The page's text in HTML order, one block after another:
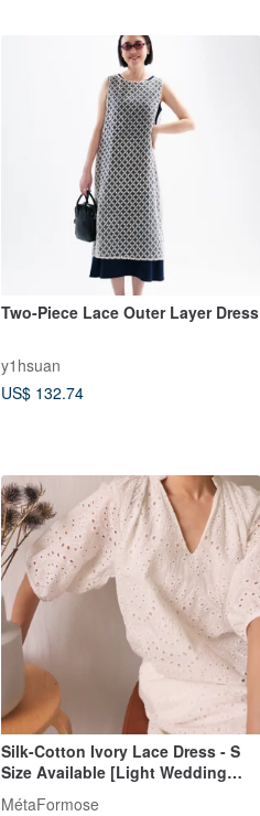
Two-Piece Lace Outer Layer Dress
y1hsuan
US$ 132.74
Silk-Cotton Ivory Lace Dress - S
Size Available [Light Wedding
Dress]
MétaFormose